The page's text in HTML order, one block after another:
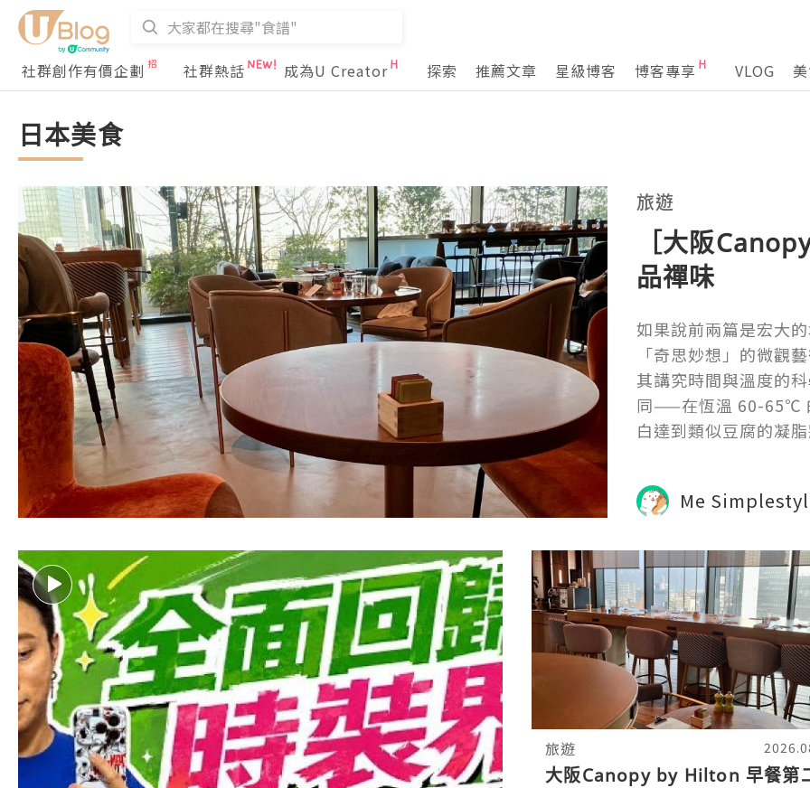
社群創作有價企劃 社群熱話 成為U Creator 探索 推薦文章 星級博客 博客專享 VLOG
日本美食
旅遊
［大阪
品禪味
如果說前兩篇是宏大
「奇思妙想」的微觀
其講究時間與溫度的
同——在恆溫 60-65℃
白達到類似豆腐的凝
更
Me
旅遊
大阪Canopy by Hilton 早餐第